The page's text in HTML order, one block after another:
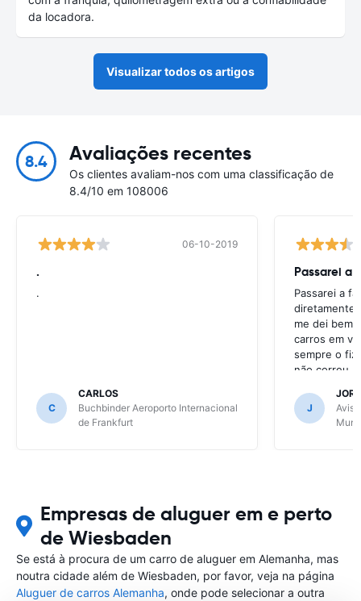
da locadora.
Visualizar todos os artigos
8.4 Avaliações recentes
Os clientes avaliam-nos com uma classificação de
8.4/10 em 108006
06-10-2019
.
.
C
CARLOS
Buchbinder Aeroporto Internacional
de Frankfurt
Passarei a
Passarei a
diretamente
me dei bem
carros em
sempre o fiz
não correu
J
Avis
Empresas de aluguer em e perto
de Wiesbaden
Se está à procura de um carro de aluguer em Alemanha, mas
noutra cidade além de Wiesbaden, por favor, veja na página
Aluguer de carros Alemanha, onde pode selecionar a outra